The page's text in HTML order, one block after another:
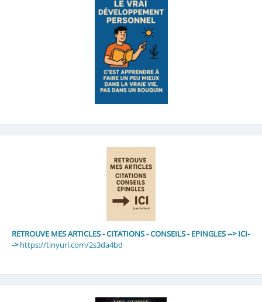
RETROUVE MES ARTICLES - CITATIONS - CONSEILS - EPINGLES --> ICI-
-> https://tinyurl.com/2s3da4bd